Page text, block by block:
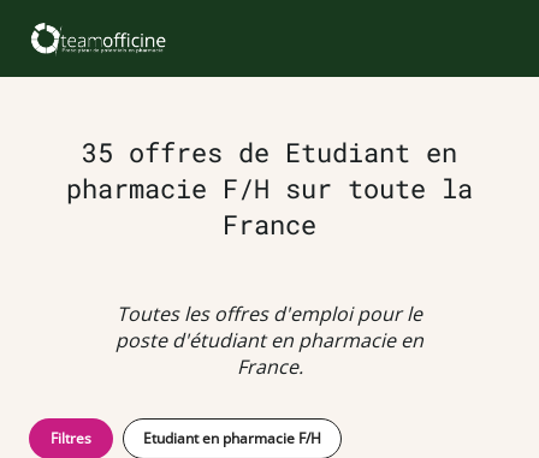
35 offres de Etudiant en
pharmacie F/H sur toute la
France
Toutes les offres d'emploi pour le
poste d'étudiant en pharmacie en
France.
Filtres Etudiant en pharmacie F/H